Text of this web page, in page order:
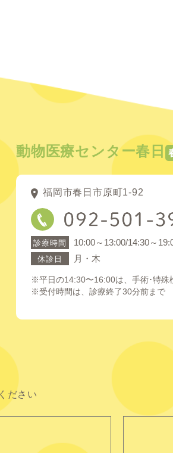
動物医療センター春日
福岡市春日市原町1-92
診療時間 10:00～13:00/14:30～
休診日 月・木
※平日の14:30〜16:00は、手術･特殊
※受付時間は、診療終了30分前まで
ださい